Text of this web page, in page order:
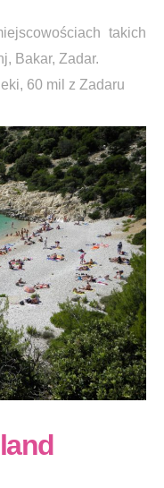
takich
Bakar, Zadar.
60 mil z Zadaru